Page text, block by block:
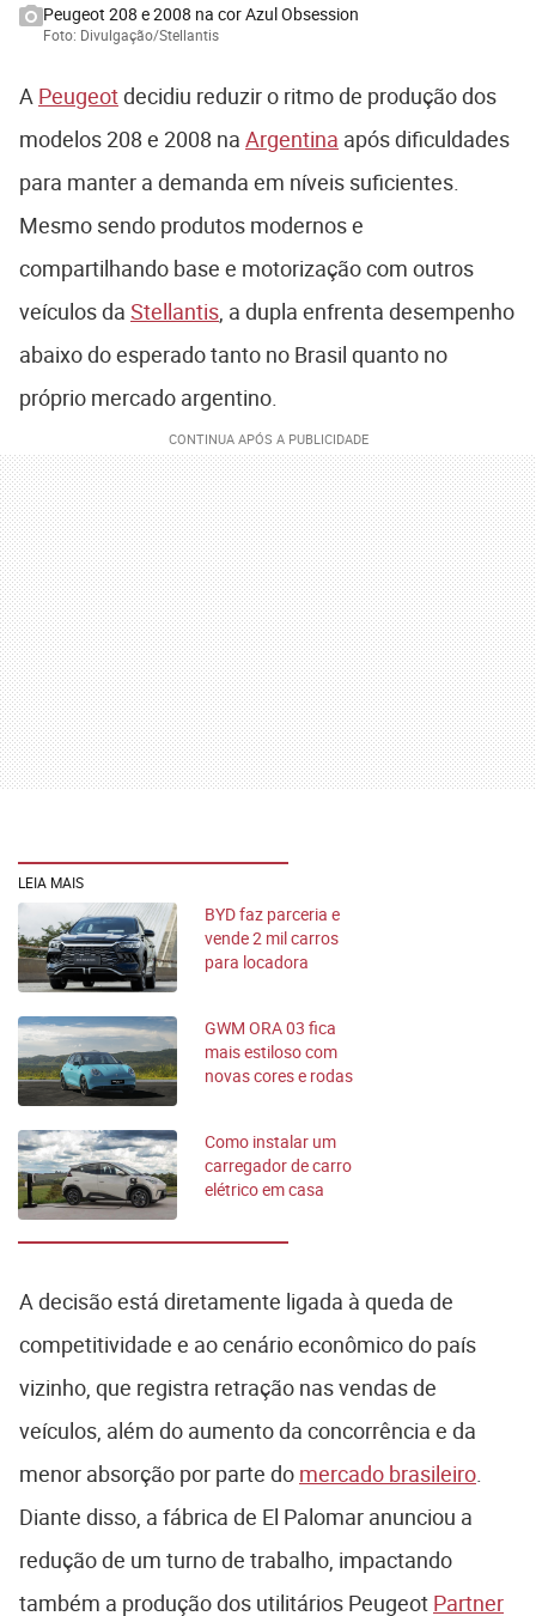
Peugeot 208 e 2008 na cor Azul Obsession
Foto: Divulgação/Stellantis
A Peugeotdecidiu reduzir o ritmo de produção dos
modelos 208 e 2008 na Argentina após dificuldades
para manter a demanda em níveis suficientes.
Mesmo sendo produtos modernos e
compartilhando base e motorização com outros
veículos da Stellantis , a dupla enfrenta desempenho
abaixo do esperado tanto no Brasil quanto no
próprio mercado argentino.
LEIA MAIS
BYD faz parceria e
vende 2 mil carros
para locadora
GWM ORA 03 fica
mais estiloso com
novas cores e rodas
Como instalar um
carregador de carro
elétrico em casa
A decisão está diretamente ligada à queda de
competitividade e ao cenário econômico do país
vizinho, que registra retração nas vendas de
veículos, além do aumento da concorrência e da
menor absorção por parte do mercado brasileiro
Diante disso, a fábrica de El Palomar anunciou a
redução de um turno de trabalho, impactando
também a produção dos utilitários Peugeot Partner